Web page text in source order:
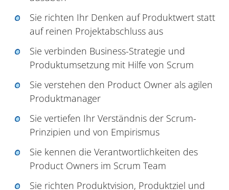
Sie richten Ihr Denken auf Produktwert statt
auf reinen Projektabschluss aus
Sie verbinden Business-Strategie und
Produktumsetzung mit Hilfe von Scrum
Sie verstehen den Product Owner als agilen
Produktmanager
Sie vertiefen Ihr Verständnis der Scrum-
Prinzipien und von Empirismus
Sie kennen die Verantwortlichkeiten des
Product Owners im Scrum Team
Sie richten Produktvision, Produktziel und